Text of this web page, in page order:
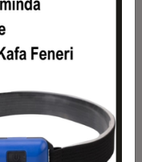
726,69 TL
753,86 TL
767,44 TL
781,02 TL
794,61 TL